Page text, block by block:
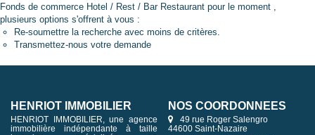
Fonds de commerce Hotel / Rest / Bar Restaurant pour le moment ,
plusieurs options s'offrent à vous :
Re-soumettre la recherche avec moins de critères.
Transmettez-nous votre demande
HENRIOT IMMOBILIER
HENRIOT IMMOBILIER, une agence
immobilière indépendante à taille
NOS COORDONNÉES
49 rue Roger Salengro
44600 Saint-Nazaire